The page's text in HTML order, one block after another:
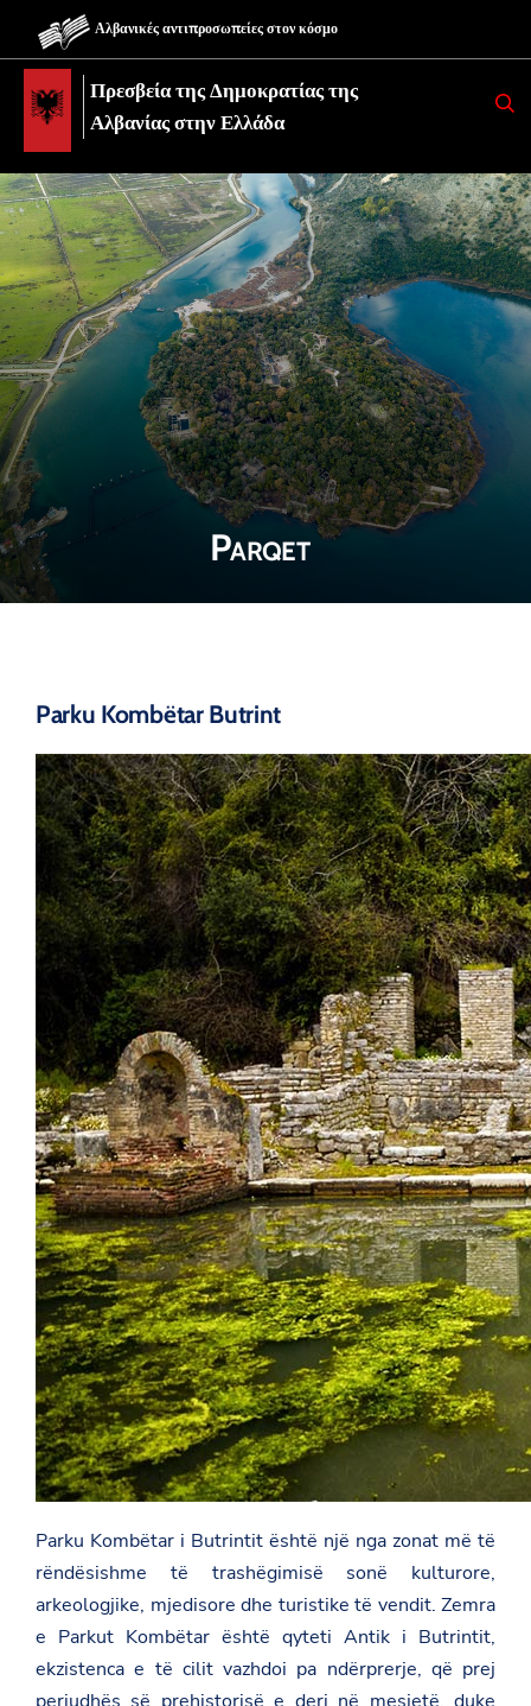
Αλβανικές αντιπροσωπείες στον κόσμο
Πρεσβεία της Δημοκρατίας της
Αλβανίας στην Ελλάδα
K
E
Parqet
Parku Kombëtar Butrint
Parku Kombëtar i Butrintit është një nga zonat më të
rëndësishme të trashëgimisë sonë kulturore,
arkeologjike, mjedisore dhe turistike të vendit. Zemra
e Parkut Kombëtar është qyteti Antik i Butrintit,
ekzistenca e të cilit vazhdoi pa ndërprerje, që prej